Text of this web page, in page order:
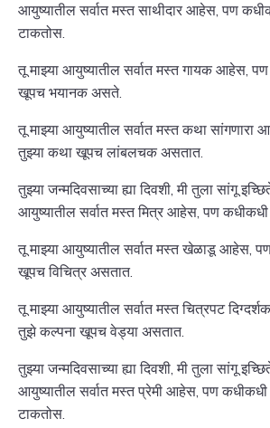
आयुष्यातील सर्वात मस्त साथीदार आहेस, पण
टाकतोस.
तू माझ्या आयुष्यातील सर्वात मस्त गायक आहेस,
खूपच भयानक असते.
तू माझ्या आयुष्यातील सर्वात मस्त कथा
तुझ्या कथा खूपच लांबलचक असतात.
तुझ्या जन्मदिवसाच्या ह्या दिवशी, मी तुला सांगू
आयुष्यातील सर्वात मस्त मित्र आहेस, पण
तू माझ्या आयुष्यातील सर्वात मस्त खेळाडू आहेस,
खूपच विचित्र असतात.
तू माझ्या आयुष्यातील सर्वात मस्त चित्रपट
तुझे कल्पना खूपच वेड्या असतात.
तुझ्या जन्मदिवसाच्या ह्या दिवशी, मी तुला सांगू
आयुष्यातील सर्वात मस्त प्रेमी आहेस, पण
टाकतोस.